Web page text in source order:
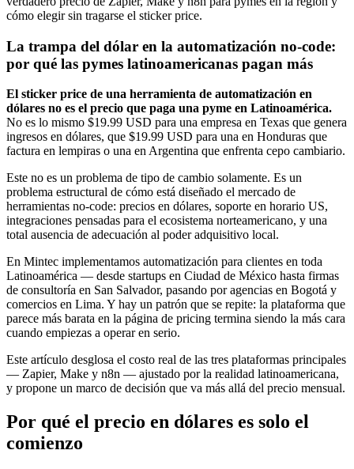
cómo elegir sin tragarse el sticker price.
La trampa del dólar en la automatización no-code:
por qué las pymes latinoamericanas pagan más
El sticker price de una herramienta de automatización en
dólares no es el precio que paga una pyme en Latinoamérica.
No es lo mismo $19.99 USD para una empresa en Texas que genera
ingresos en dólares, que $19.99 USD para una en Honduras que
factura en lempiras o una en Argentina que enfrenta cepo cambiario.
Este no es un problema de tipo de cambio solamente. Es un
problema estructural de cómo está diseñado el mercado de
herramientas no-code: precios en dólares, soporte en horario US,
integraciones pensadas para el ecosistema norteamericano, y una
total ausencia de adecuación al poder adquisitivo local.
En Mintec implementamos automatización para clientes en toda
Latinoamérica — desde startups en Ciudad de México hasta firmas
de consultoría en San Salvador, pasando por agencias en Bogotá y
comercios en Lima. Y hay un patrón que se repite: la plataforma que
parece más barata en la página de pricing termina siendo la más cara
cuando empiezas a operar en serio.
Este artículo desglosa el costo real de las tres plataformas principales
— Zapier, Make y n8n — ajustado por la realidad latinoamericana,
y propone un marco de decisión que va más allá del precio mensual.
Por qué el precio en dólares es solo el
comienzo